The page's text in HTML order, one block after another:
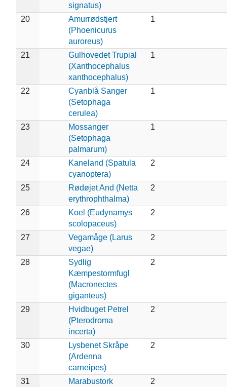
signatus)
20
Amurrødstjert
(Phoenicurus
auroreus)
1
21
Gulhovedet Trupial
(Xanthocephalus
xanthocephalus)
1
22
Cyanblå Sanger
(Setophaga
cerulea)
1
23
Mossanger
(Setophaga
palmarum)
1
24
Kaneland (Spatula
cyanoptera)
2
25
Rødøjet And (Netta
erythrophthalma)
2
26
Koel (Eudynamys
scolopaceus)
2
27
Vegamåge (Larus
vegae)
2
28
Sydlig
Kæmpestormfugl
(Macronectes
giganteus)
2
29
Hvidbuget Petrel
(Pterodroma
incerta)
2
30
Lysbenet Skråpe
(Ardenna
carneipes)
2
31
Marabustork
2